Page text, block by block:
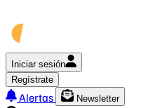
Iniciar sesión
Regístrate
Alertas
Newsletter